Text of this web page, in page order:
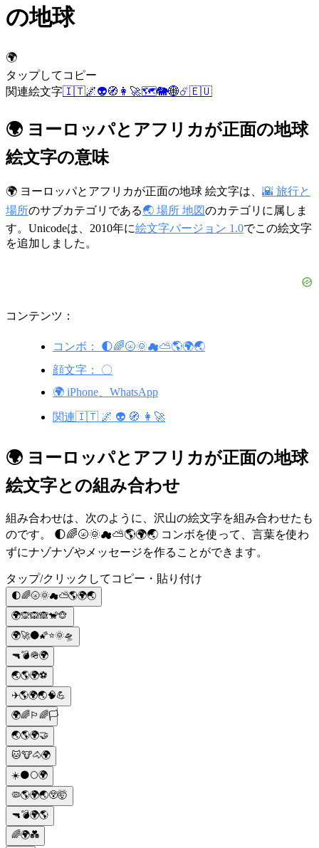
の地球
🌍
タップしてコピー
関連絵文字🇮🇹🌌👽🧭 👩‍🚀🗺️🐘🌐☄️🇪🇺
🌍 ヨーロッパとアフリカが正面の地球
絵文字の意味
🌍 ヨーロッパとアフリカが正面の地球 絵文字は、 🌇 旅行と
場所のサブカテゴリである🌏 場所 地図のカテゴリに属しま
す。Unicodeは、2010年に絵文字バージョン 1.0でこの絵文字
を追加しました。
コンテンツ：
コンボ： 🌓🌈🌝🌞☁⛅🌎🌍🌏
顔文字： 〇
🌍 iPhone、WhatsApp
関連🇮🇹 🌌 👽 🧭 👩‍🚀
🌍 ヨーロッパとアフリカが正面の地球
絵文字との組み合わせ
組み合わせは、次のように、沢山の絵文字を組み合わせたも
のです。 🌓🌈🌝🌞☁⛅🌎🌍🌏 コンボを使って、言葉を使わ
ずにナゾナゾやメッセージを作ることができます。
タップ/クリックしてコピー・貼り付け
🌓🌈🌝🌞☁⛅🌎🌍🌏
🌍🙊🙉🙈🐒🐵
🌍🚀🌑🌠⭐🌞🛸
🔫💣🪖🌍
🌏🌎🌍⚽️
✈️🌎🌍🌏🧠💪
🌍🌈🏳️‍🌈🏳️
🌏🌎🌍🤝
🐱🐮🐴🌍
☀️🌑🌕🌍
🦠🌎🌍🌏😲🤯
🔫💣🌍🌎
🌈🌍💑